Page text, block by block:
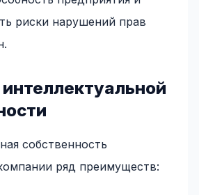
риски нарушений прав
собственность
ряд преимуществ: